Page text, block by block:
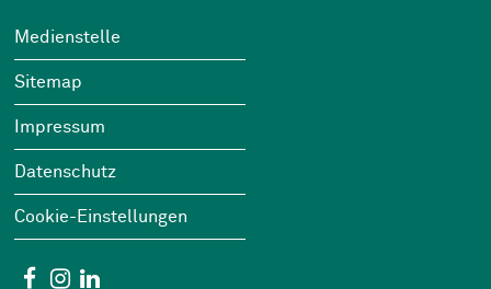
Footer
Wichtige Links
Medienstelle
Sitemap
Impressum
Datenschutz
Cookie-Einstellungen
Social Media
Facebook
Instagram